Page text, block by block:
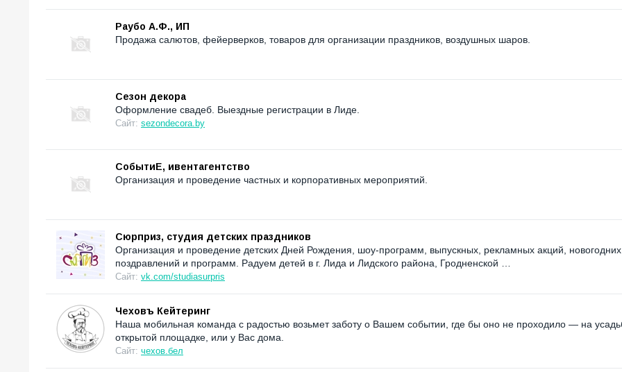
Раубо А.Ф., ИП
Продажа салютов, фейерверков, товаров для организации праздников, воздушных шаров.
Сезон декора
Оформление свадеб. Выездные регистрации в Лиде.
Сайт: sezondecora.by
СобытиЕ, ивентагентство
Организация и проведение частных и корпоративных мероприятий.
Сюрприз, студия детских праздников
Организация и проведение детских Дней Рождения, шоу-программ, выпускных, рекламных акций, новогодних
поздравлений и программ. Радуем детей в г. Лида и Лидского района, Гродненской …
Сайт: vk.com/studiasurpris
Чеховъ Кейтеринг
Наша мобильная команда с радостью возьмет заботу о Вашем событии, где бы оно не проходило — на
открытой площадке, или у Вас дома.
Сайт: чехов.бел